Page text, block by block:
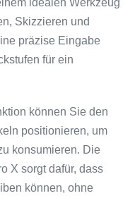
idealen Werkzeug
Skizzieren und
präzise Eingabe
für ein
können Sie den
positionieren, um
konsumieren. Die
X sorgt dafür, dass
können, ohne